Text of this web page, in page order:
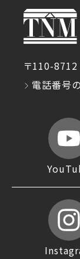
〒110-
電話番号